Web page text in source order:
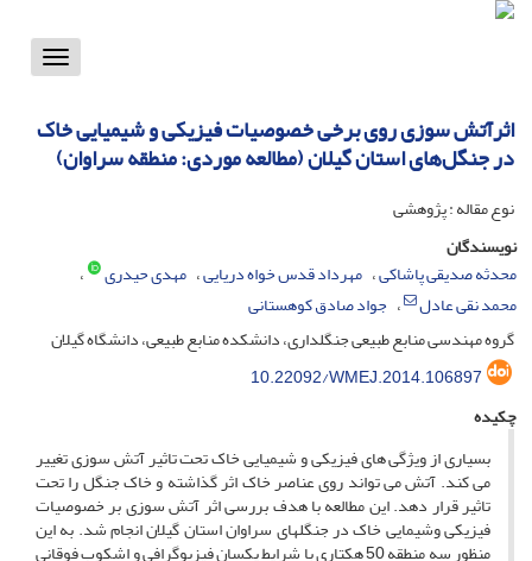
Toggle
اثرآتش سوزی روی برخی خصوصیات فیزیکی و شیمیایی خاک
در جنگل‌های استان گیلان (مطالعه موردی: منطقه سراوان)
نوع مقاله : پژوهشی
نویسندگان
محدثه صدیقی پاشاکی مهرداد قدس خواه دریایی مهدی حیدری
محمد نقی عادل
جواد صادق کوهستانی
گروه مهندسی منابع طبیعی جنگلداری، دانشکده منابع طبیعی، دانشگاه گیلان
10.22092/WMEJ.2014.106897
چکیده
بسیاری از ویژگی های فیزیکی و شیمیایی خاک تحت تاثیر آتش سوزی تغییر
می کند. آتش می تواند روی عناصر خاک اثر گذاشته و خاک جنگل را تحت
تاثیر قرار دهد. این مطالعه با هدف بررسی اثر آتش سوزی بر خصوصیات
فیزیکی وشیمایی خاک در جنگلهای سراوان استان گیلان انجام شد. به این
منظور سه منطقه 50 هکتاری با شرایط یکسان فیزیوگرافی و اشکوب فوقانی